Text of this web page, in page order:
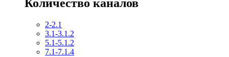
Количество каналов
2-2.1
3.1-3.1.2
5.1-5.1.2
7.1-7.1.4